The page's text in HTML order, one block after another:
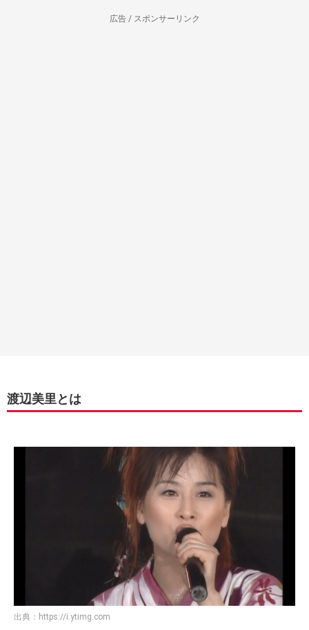
広告 / スポンサーリンク
渡辺美里とは
出典： https://i.ytimg.com